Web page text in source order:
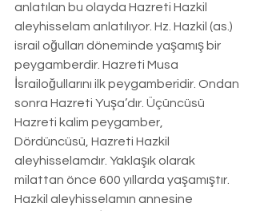
anlatılan bu olayda Hazreti Hazkil
aleyhisselam anlatılıyor. Hz. Hazkil (as.)
israil oğulları döneminde yaşamış bir
peygamberdir. Hazreti Musa
İsrailoğullarını ilk peygamberidir. Ondan
sonra Hazreti Yuşa’dır. Üçüncüsü
Hazreti kalim peygamber,
Dördüncüsü, Hazreti Hazkil
aleyhisselamdır. Yaklaşık olarak
milattan önce 600 yıllarda yaşamıştır.
Hazkil aleyhisselamın annesine